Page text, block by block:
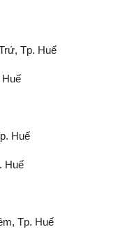
Tp. Huế
Huế
Huế
Tp. Huế